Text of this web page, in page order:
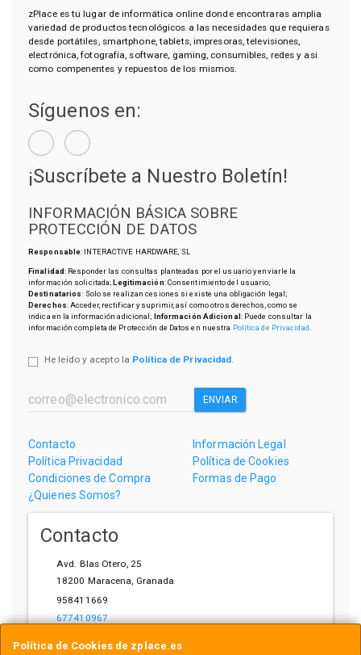
Política de Cookies de zplace.es
zPlace es tu lugar de informática online donde encontraras amplia
variedad de productos tecnológicos a las necesidades que requieras
desde portátiles, smartphone, tablets, impresoras, televisiones,
electrónica, fotografía, software, gaming, consumibles, redes y asi
como compenentes y repuestos de los mismos.
Síguenos en:
¡Suscríbete a Nuestro Boletín!
INFORMACIÓN BÁSICA SOBRE
PROTECCIÓN DE DATOS
Responsable: INTERACTIVE HARDWARE, SL
Finalidad: Responder las consultas planteadas por el usuario y enviarle la
información solicitada;Legitimación: Consentimiento del usuario;
Destinatarios: Solo se realizan cesiones si existe una obligación legal;
Derechos: Acceder, rectificar y suprimir, así como otros derechos, como se
indica en la información adicional; Información Adicional: Puede consultar la
información completa de Protección de Datos en nuestra Política de Privacidad
He leído y acepto la Política de Privacidad.
ENVIAR
Contacto
Información Legal
Política Privacidad
Política de Cookies
Condiciones de Compra
Formas de Pago
¿Quienes Somos?
Contacto
Avd. Blas Otero, 25
18200 Maracena, Granada
958411669
677410967